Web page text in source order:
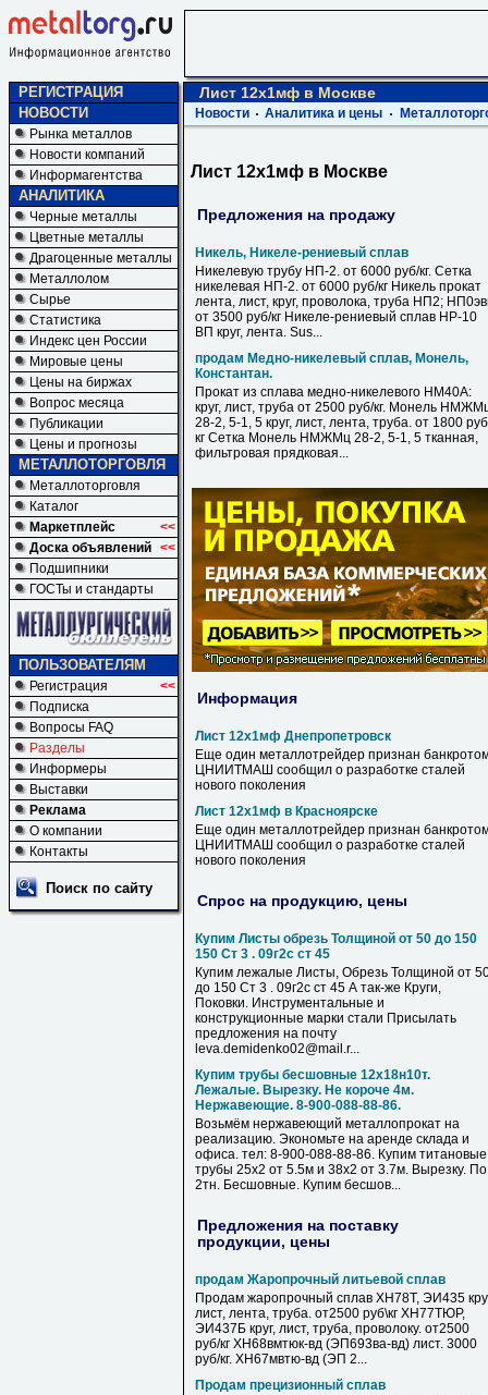
РЕГИСТРАЦИЯ
НОВОСТИ
Рынка металлов
Новости компаний
Информагентства
АНАЛИТИКА
Черные металлы
Цветные металлы
Драгоценные металлы
Металлолом
Сырье
Статистика
Индекс цен России
Мировые цены
Цены на биржах
Вопрос месяца
Публикации
Цены и прогнозы
МЕТАЛЛОТОРГОВЛЯ
Металлоторговля
Каталог
Маркетплейс
<<
Доска объявлений <<
Подшипники
ГОСТы и стандарты
ПОЛЬЗОВАТЕЛЯМ
Регистрация
<<
Подписка
Вопросы FAQ
Разделы
Информеры
Выставки
Реклама
О компании
Контакты
Поиск по сайту
Лист 12х1мф в Москве
Новости Аналитика и цены
Лист 12х1мф в Москве
Предложения на продажу
Никель, Никеле-рениевый сплав
Никелевую трубу НП-2. от 6000 руб/кг. Сетка
никелевая НП-2. от 6000 руб/кг Никель прокат
лента, лист, круг, проволока, труба НП2;
от 3500 руб/кг Никеле-рениевый сплав НР-10
ВП круг, лента. Sus...
продам Медно-никелевый сплав, Монель,
Константан.
Прокат из сплава медно-никелевого НМ40А:
круг, лист, труба от 2500 руб/кг. Монель
28-2, 5-1, 5 круг, лист, лента, труба. от 1800
кг Сетка Монель НМЖМц 28-2, 5-1, 5 тканная,
фильтровая прядковая...
Информация
Лист 12х1мф Днепропетровск
Еще один металлотрейдер признан
ЦНИИТМАШ сообщил о разработке сталей
нового поколения
Лист 12х1мф в Красноярске
Еще один металлотрейдер признан
ЦНИИТМАШ сообщил о разработке сталей
нового поколения
Спрос на продукцию, цены
Купим Листы обрезь Толщиной от 50 до 150
150 Ст 3 . 09г2с ст 45
Купим лежалые Листы, Обрезь Толщиной от
до 150 Ст 3 . 09г2с ст 45 А так-же Круги,
Поковки. Инструментальные и
конструкционные марки стали Присылать
предложения на почту
leva.demidenko02@mail.r...
Купим трубы бесшовные 12х18н10т.
Лежалые. Вырезку. Не короче 4м.
Нержавеющие. 8-900-088-88-86.
Возьмём нержавеющий металлопрокат на
реализацию. Экономьте на аренде склада и
офиса. тел: 8-900-088-88-86. Купим титановые
трубы 25х2 от 5.5м и 38х2 от 3.7м. Вырезку. По
2тн. Бесшовные. Купим бесшов...
Предложения на поставку
продукции, цены
продам Жаропрочный литьевой сплав
Продам жаропрочный сплав ХН78Т, ЭИ435
лист, лента, труба. от2500 руб\кг ХН77ТЮР,
ЭИ437Б круг, лист, труба, проволоку. от2500
руб/кг ХН68вмтюк-вд (ЭП693ва-вд) лист. 3000
руб/кг. ХН67мвтю-вд (ЭП 2...
Продам прецизионный сплав